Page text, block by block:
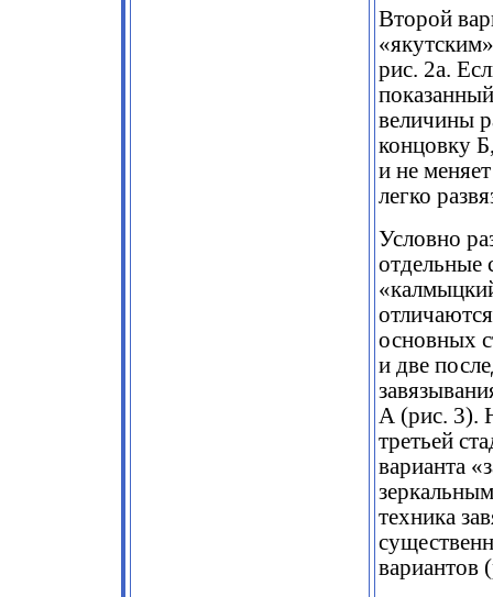
Второй
рис. 2а.
величины
концовку
и не
легко
Условно
отдельные
основных
и две
А (рис. 3).
третьей
варианта
техника
вариантов